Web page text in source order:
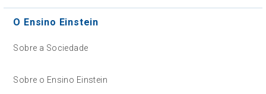
O Ensino Einstein
Sobre a Sociedade
Sobre o Ensino Einstein